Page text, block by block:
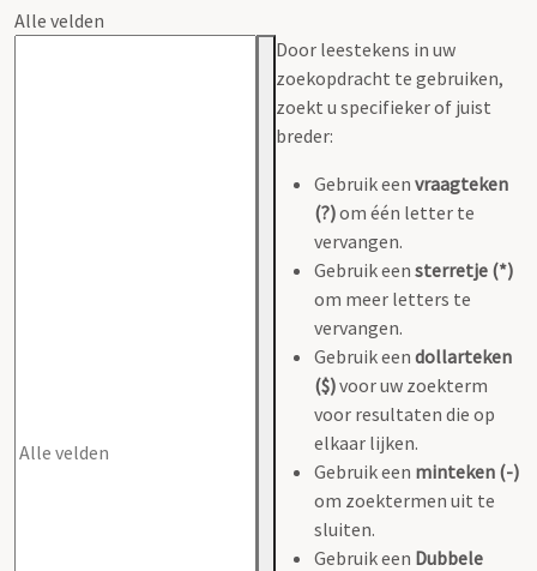
Alle velden
Door leestekens in uw
zoekopdracht te gebruiken,
zoekt u specifieker of juist
breder:
Gebruik een vraagteken
(?)om één letter te
vervangen.
Gebruik een sterretje (*)
om meer letters te
vervangen.
Gebruik een dollarteken
($)voor uw zoekterm
voor resultaten die op
elkaar lijken.
Gebruik een minteken (-)
om zoektermen uit te
sluiten.
Gebruik een Dubbele